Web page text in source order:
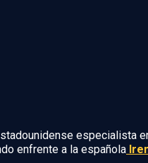
especialista
enfrente a la española